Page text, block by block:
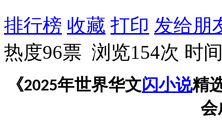
排行榜 收藏 打印 发给朋
热度96票 浏览154次 时
《2025年世界华文闪小说精
会